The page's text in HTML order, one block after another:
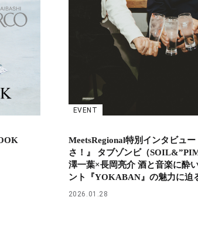
EVENT
MeetsRegional特別インタビュ
さ！』 タブゾンビ（
澤一葉×長岡亮介 酒と音楽に酔
ント『YOKABAN』の魅力に迫
2026.01.28